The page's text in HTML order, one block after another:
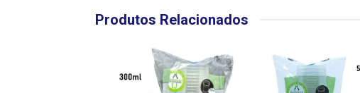
Produtos Relacionados